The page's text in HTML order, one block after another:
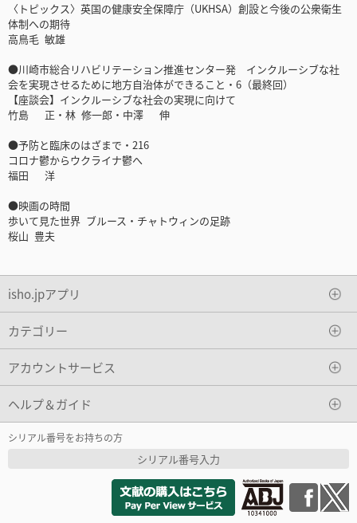
〈トピックス〉英国の健康安全保障庁（UKHSA）創設と今後の公衆衛生
体制への期待
高鳥毛 敏雄
●川崎市総合リハビリテーション推進センター発 インクルーシブな社
会を実現させるために地方自治体ができること・6（最終回）
【座談会】インクルーシブな社会の実現に向けて
竹島 正・林 修一郎・中澤 伸
●予防と臨床のはざまで・216
コロナ鬱からウクライナ鬱へ
福田 洋
●映画の時間
歩いて見た世界 ブルース・チャトウィンの足跡
桜山 豊夫
isho.jpアプリ
カテゴリー
アカウントサービス
ヘルプ＆ガイド
シリアル番号をお持ちの方
シリアル番号入力